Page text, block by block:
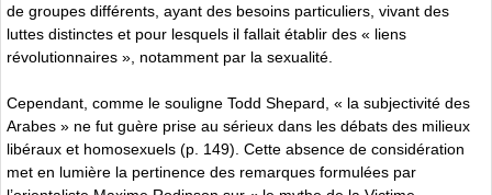
de groupes différents, ayant des besoins particuliers, vivant des
luttes distinctes et pour lesquels il fallait établir des « liens
révolutionnaires », notamment par la sexualité.
Cependant, comme le souligne Todd Shepard, « la subjectivité des
Arabes » ne fut guère prise au sérieux dans les débats des milieux
libéraux et homosexuels (p. 149). Cette absence de considération
met en lumière la pertinence des remarques formulées par